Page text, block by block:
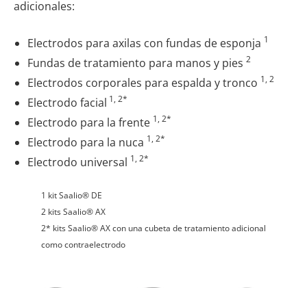
adicionales:
Electrodos para axilas con fundas de esponja 1
Fundas de tratamiento para manos y pies 2
Electrodos corporales para espalda y tronco 1, 2
Electrodo facial 1, 2*
Electrodo para la frente 1, 2*
Electrodo para la nuca 1, 2*
Electrodo universal 1, 2*
1 kit Saalio® DE
2 kits Saalio® AX
2* kits Saalio® AX con una cubeta de tratamiento adicional
como contraelectrodo